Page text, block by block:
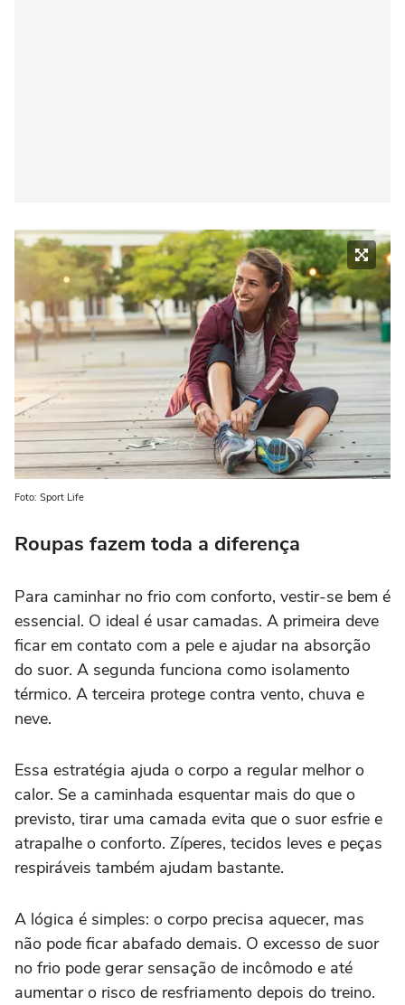
Foto: Sport Life
Roupas fazem toda a diferença
Para caminhar no frio com conforto, vestir-se bem é
essencial. O ideal é usar camadas. A primeira deve
ficar em contato com a pele e ajudar na absorção
do suor. A segunda funciona como isolamento
térmico. A terceira protege contra vento, chuva e
neve.
Essa estratégia ajuda o corpo a regular melhor o
calor. Se a caminhada esquentar mais do que o
previsto, tirar uma camada evita que o suor esfrie e
atrapalhe o conforto. Zíperes, tecidos leves e peças
respiráveis também ajudam bastante.
A lógica é simples: o corpo precisa aquecer, mas
não pode ficar abafado demais. O excesso de suor
no frio pode gerar sensação de incômodo e até
aumentar o risco de resfriamento depois do treino.